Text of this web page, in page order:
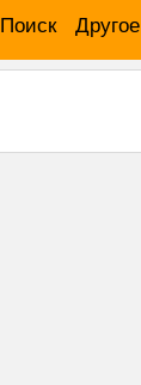
Поиск Другое